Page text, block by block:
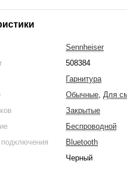
Sennheiser
508384
Гарнитура
Обычные, Для
Закрытые
Беспроводной
Bluetooth
Черный